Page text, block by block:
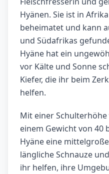
Hyänen. Sie ist in
beheimatet und kann
und Südafrikas
Hyäne hat ein
vor Kälte und Sonne
Kiefer, die ihr beim
helfen.
Mit einer
einem Gewicht von 40
Hyäne eine
längliche Schnauze
ihr helfen, ihre